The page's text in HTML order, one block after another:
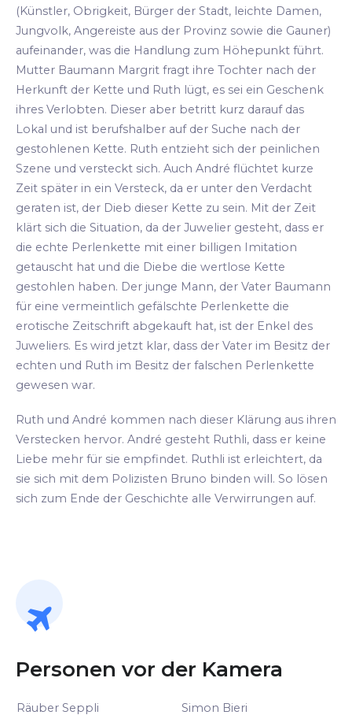
(Künstler, Obrigkeit, Bürger der Stadt, leichte Damen,
Jungvolk, Angereiste aus der Provinz sowie die Gauner)
aufeinander, was die Handlung zum Höhepunkt führt.
Mutter Baumann Margrit fragt ihre Tochter nach der
Herkunft der Kette und Ruth lügt, es sei ein Geschenk
ihres Verlobten. Dieser aber betritt kurz darauf das
Lokal und ist berufshalber auf der Suche nach der
gestohlenen Kette. Ruth entzieht sich der peinlichen
Szene und versteckt sich. Auch André flüchtet kurze
Zeit später in ein Versteck, da er unter den Verdacht
geraten ist, der Dieb dieser Kette zu sein. Mit der Zeit
klärt sich die Situation, da der Juwelier gesteht, dass er
die echte Perlenkette mit einer billigen Imitation
getauscht hat und die Diebe die wertlose Kette
gestohlen haben. Der junge Mann, der Vater Baumann
für eine vermeintlich gefälschte Perlenkette die
erotische Zeitschrift abgekauft hat, ist der Enkel des
Juweliers. Es wird jetzt klar, dass der Vater im Besitz der
echten und Ruth im Besitz der falschen Perlenkette
gewesen war.
Ruth und André kommen nach dieser Klärung aus ihren
Verstecken hervor. André gesteht Ruthli, dass er keine
Liebe mehr für sie empfindet. Ruthli ist erleichtert, da
sie sich mit dem Polizisten Bruno binden will. So lösen
sich zum Ende der Geschichte alle Verwirrungen auf.
Personen vor der Kamera
Räuber Seppli
Simon Bieri